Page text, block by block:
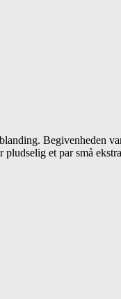
Begivenheden
pludselig et par små